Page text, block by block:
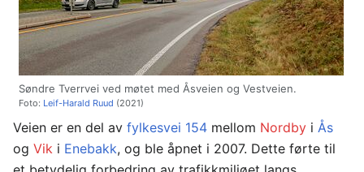
Søndre Tverrvei ved møtet med Åsveien og Vestveien.
Foto: Leif-Harald Ruud (2021)
Veien er en del av fylkesvei 154 mellom Nordby i Ås
og Vik i Enebakk, og ble åpnet i 2007. Dette førte til